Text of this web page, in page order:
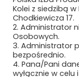
Kolei z siedzibą
Chodkiewicza 17.
2. Administrator
Osobowych.
3. Administrator
bezpośrednio.
4. Pana/Pani
wyłącznie w